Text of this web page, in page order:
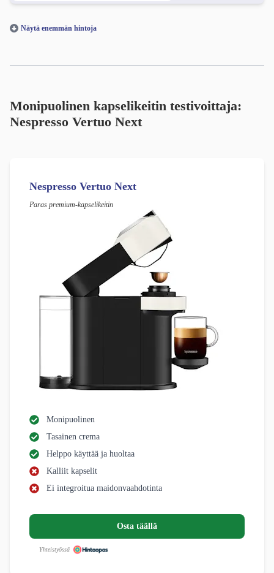
Näytä enemmän hintoja
Monipuolinen kapselikeitin testivoittaja:
Nespresso Vertuo Next
Nespresso Vertuo Next
Paras premium-kapselikeitin
Monipuolinen
Tasainen crema
Helppo käyttää ja huoltaa
Kalliit kapselit
Ei integroitua maidonvaahdotinta
Osta täällä
Yhteistyössä